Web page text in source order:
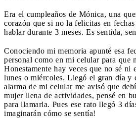
Era el cumpleaños de Mónica, una
corazón que si no la felicitas en
hablar durante 3 meses. Es sentida,
Conociendo mi memoria apunté esa
personal como en mi celular para que
Honestamente hay veces que no sé ni
lunes o miércoles. Llegó el gran día y
alarma de mi celular me avisó que
mujer llena de actividades, pensé en
para llamarla. Pues ese rato llegó 3
imaginarán cómo se sentía!